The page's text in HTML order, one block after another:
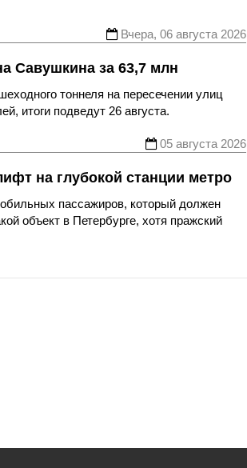
Вчера, 06 августа 2026
Савушкина за 63,7 млн
тоннеля на пересечении улиц
итоги подведут 26 августа.
05 августа 2026
на глубокой станции метро
пассажиров, который должен
объект в Петербурге, хотя пражский